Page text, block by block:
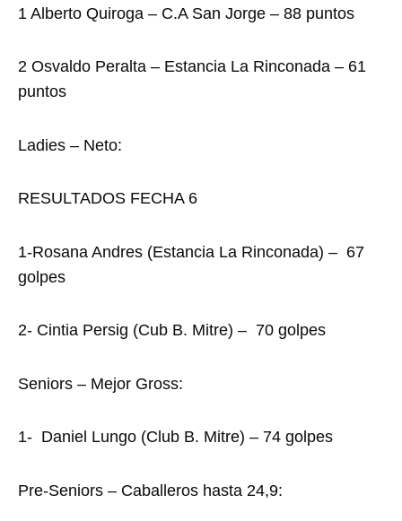
1 Alberto Quiroga – C.A San Jorge – 88 puntos
2 Osvaldo Peralta – Estancia La Rinconada – 61
puntos
Ladies – Neto:
RESULTADOS FECHA 6
1-Rosana Andres (Estancia La Rinconada) – 67
golpes
2- Cintia Persig (Cub B. Mitre) – 70 golpes
Seniors – Mejor Gross:
1- Daniel Lungo (Club B. Mitre) – 74 golpes
Pre-Seniors – Caballeros hasta 24,9: